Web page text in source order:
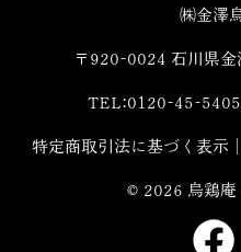
㈱金澤
〒920-0024 石川県
TEL:0120-45-
特定商取引法に基づく表示
© 2026 烏鶏庵